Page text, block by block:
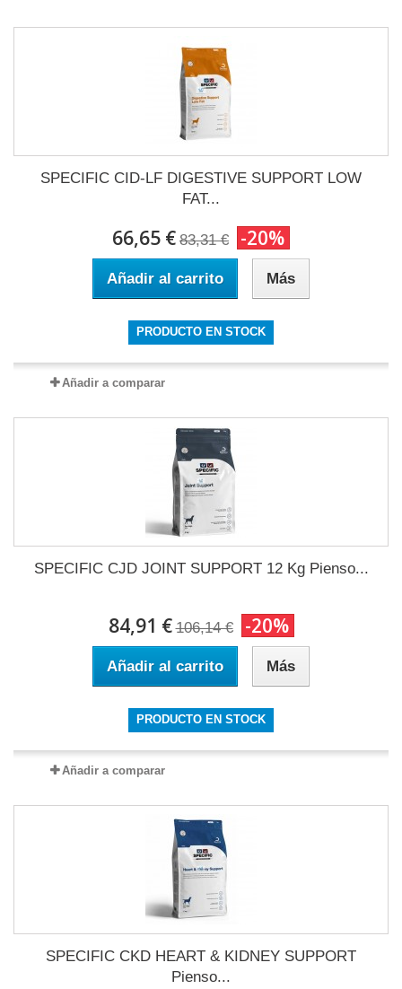
SPECIFIC CID-LF DIGESTIVE SUPPORT LOW
FAT...
66,65 € 83,31 € -20%
Añadir al carrito Más
PRODUCTO EN STOCK
Añadir a comparar
SPECIFIC CJD JOINT SUPPORT 12 Kg Pienso...
84,91 € 106,14 € -20%
Añadir al carrito Más
PRODUCTO EN STOCK
Añadir a comparar
SPECIFIC CKD HEART & KIDNEY SUPPORT
Pienso...